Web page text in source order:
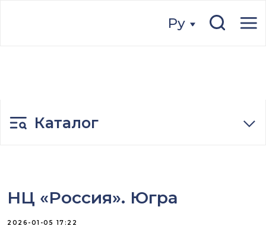
НЦ «Россия». Югра
2026-01-05 17:22